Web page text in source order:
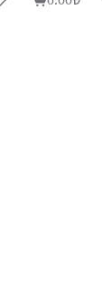
Alışveriş